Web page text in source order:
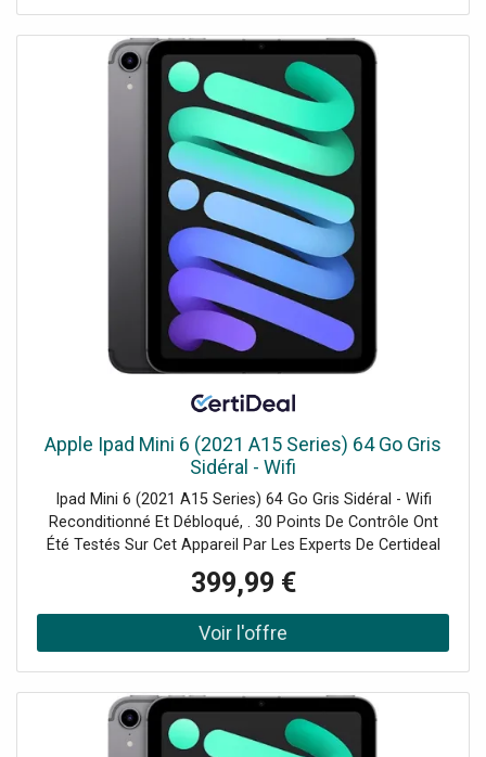
Apple Ipad Mini 6 (2021 A15 Series) 64 Go Gris
Sidéral - Wifi
Ipad Mini 6 (2021 A15 Series) 64 Go Gris Sidéral - Wifi
Reconditionné Et Débloqué, . 30 Points De Contrôle Ont
Été Testés Sur Cet Appareil Par Les Experts De Certideal
Pour 100% De Qualité.
399,99 €